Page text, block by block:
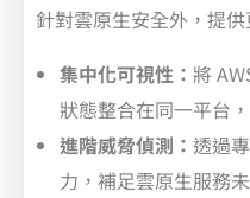
針對雲原生安全外，提
集中化可視性： 將
狀態整合在同一平台
進階威脅偵測： 透過
力，補足雲原生服務